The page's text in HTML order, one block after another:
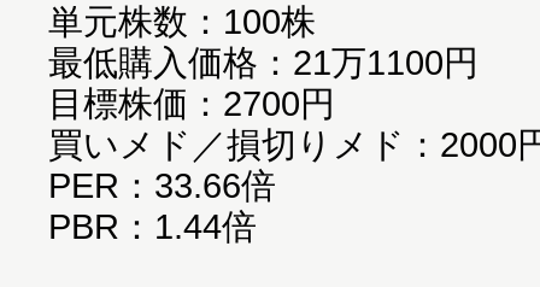
単元株数：100株
最低購入価格：21万1100円
目標株価：2700円
買いメド／損切りメド：2000
PER：33.66倍
PBR：1.44倍